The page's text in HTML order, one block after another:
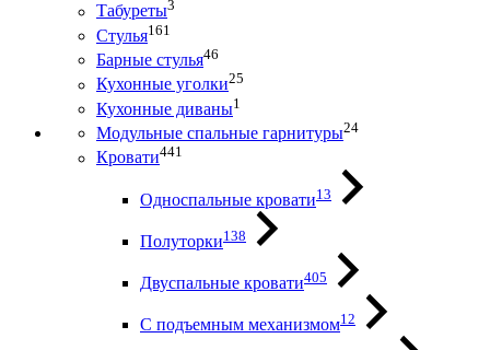
Табуреты3
Стулья161
Барные стулья46
Кухонные уголки25
Кухонные диваны1
Модульные спальные гарнитуры24
Кровати441
Односпальные кровати13
Полуторки138
Двуспальные кровати405
С подъемным механизмом12